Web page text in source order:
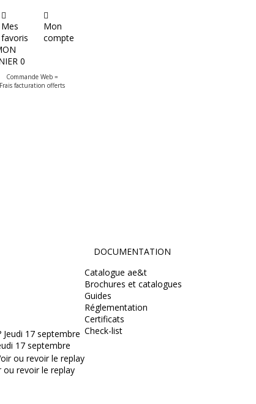
Mes
favoris
Mon
compte
0
Commande Web =
Frais facturation offerts
17 septembre
ou revoir le replay
DOCUMENTATION
Catalogue ae&t
Brochures et catalogues
Guides
Réglementation
Certificats
Check-list